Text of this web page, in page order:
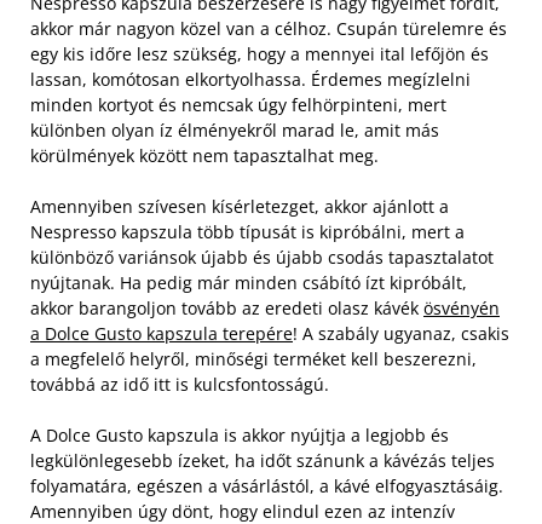
akkor már nagyon közel van a célhoz. Csupán türelemre és
egy kis időre lesz szükség, hogy a mennyei ital lefőjön és
lassan, komótosan elkortyolhassa. Érdemes megízlelni
minden kortyot és nemcsak úgy felhörpinteni, mert
különben olyan íz élményekről marad le, amit más
körülmények között nem tapasztalhat meg.
Amennyiben szívesen kísérletezget, akkor ajánlott a
Nespresso kapszula több típusát is kipróbálni, mert a
különböző variánsok újabb és újabb csodás tapasztalatot
nyújtanak. Ha pedig már minden csábító ízt kipróbált,
akkor barangoljon tovább az eredeti olasz kávék ösvényén
a Dolce Gusto kapszula terepére! A szabály ugyanaz, csakis
a megfelelő helyről, minőségi terméket kell beszerezni,
továbbá az idő itt is kulcsfontosságú.
A Dolce Gusto kapszula is akkor nyújtja a legjobb és
legkülönlegesebb ízeket, ha időt szánunk a kávézás teljes
folyamatára, egészen a vásárlástól, a kávé elfogyasztásáig.
Amennyiben úgy dönt, hogy elindul ezen az intenzív